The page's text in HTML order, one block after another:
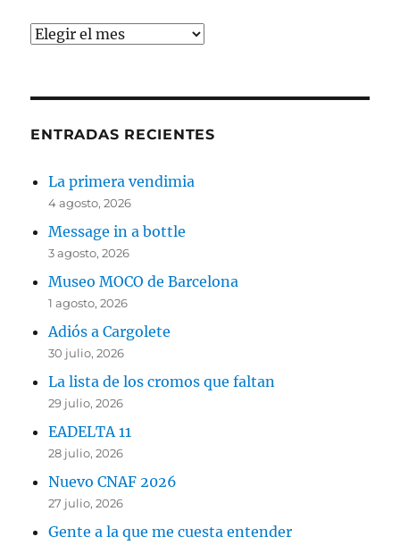
Archivos
ENTRADAS RECIENTES
La primera vendimia
4 agosto, 2026
Message in a bottle
3 agosto, 2026
Museo MOCO de Barcelona
1 agosto, 2026
Adiós a Cargolete
30 julio, 2026
La lista de los cromos que faltan
29 julio, 2026
EADELTA 11
28 julio, 2026
Nuevo CNAF 2026
27 julio, 2026
Gente a la que me cuesta entender